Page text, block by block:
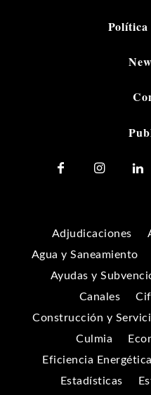
Política
Adjudicaciones
Agua y Saneamiento
Ayudas y
Canales
Construcción y
Culmia
Eficiencia Energética
Estadísticas